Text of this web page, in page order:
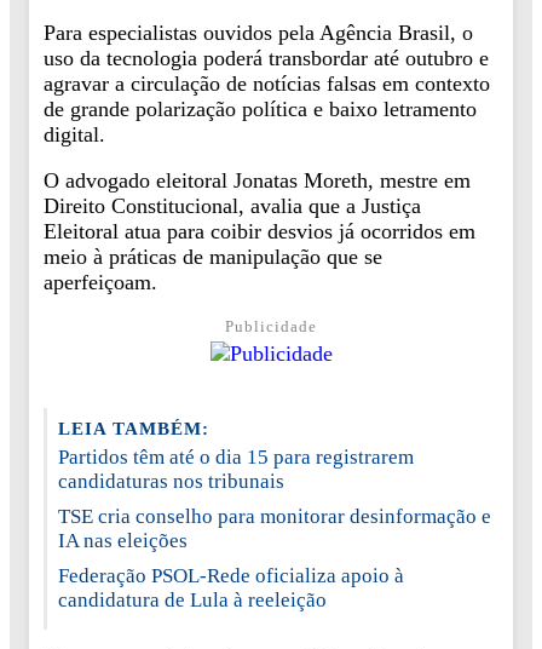
Para especialistas ouvidos pela Agência Brasil, o
uso da tecnologia poderá transbordar até outubro e
agravar a circulação de notícias falsas em contexto
de grande polarização política e baixo letramento
digital.
O advogado eleitoral Jonatas Moreth, mestre em
Direito Constitucional, avalia que a Justiça
Eleitoral atua para coibir desvios já ocorridos em
meio à práticas de manipulação que se
aperfeiçoam.
Publicidade
LEIA TAMBÉM:
Partidos têm até o dia 15 para registrarem
candidaturas nos tribunais
TSE cria conselho para monitorar desinformação e
IA nas eleições
Federação PSOL-Rede oficializa apoio à
candidatura de Lula à reeleição